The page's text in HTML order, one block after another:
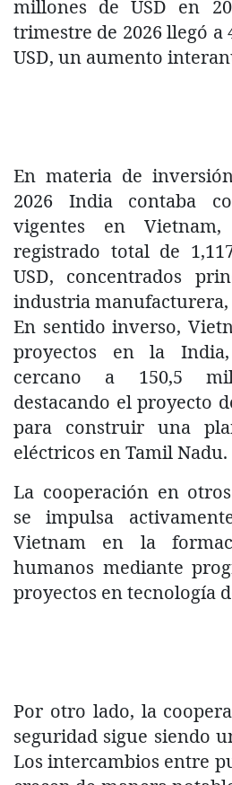
millones de USD en
trimestre de 2026 llegó a
USD, un aumento
En materia de
2026 India contaba
vigentes en
registrado total de
USD, concentrados
industria
En sentido inverso,
proyectos en la
cercano a 150,5
destacando el proyecto
para construir una
eléctricos en Tamil Nadu.
La cooperación en
se impulsa
Vietnam en la
humanos mediante
proyectos en tecnología
Por otro lado, la
seguridad sigue siendo
Los intercambios entre